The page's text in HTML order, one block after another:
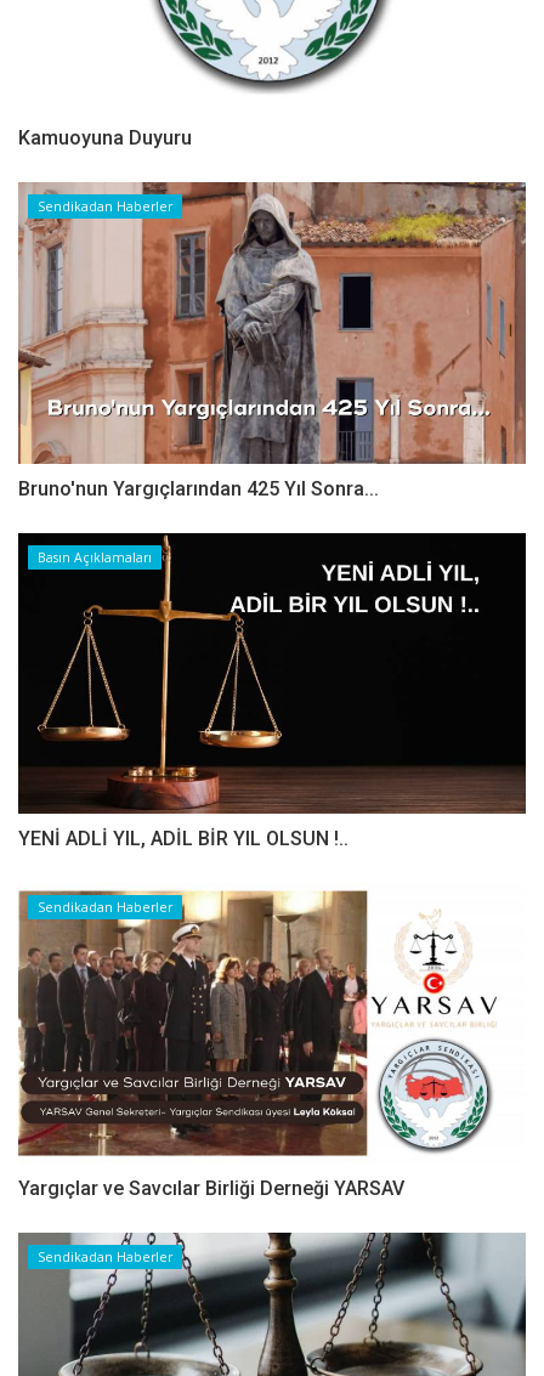
Kamuoyuna Duyuru
Sendikadan Haberler
Bruno'nun Yargıçlarından 425 Yıl Sonra...
Basın Açıklamaları
YENİ ADLİ YIL, ADİL BİR YIL OLSUN !..
Sendikadan Haberler
Yargıçlar ve Savcılar Birliği Derneği YARSAV
Sendikadan Haberler